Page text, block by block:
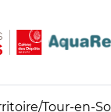
/Tour-en-